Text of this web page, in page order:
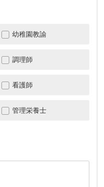
幼稚園教諭
調理師
看護師
管理栄養士